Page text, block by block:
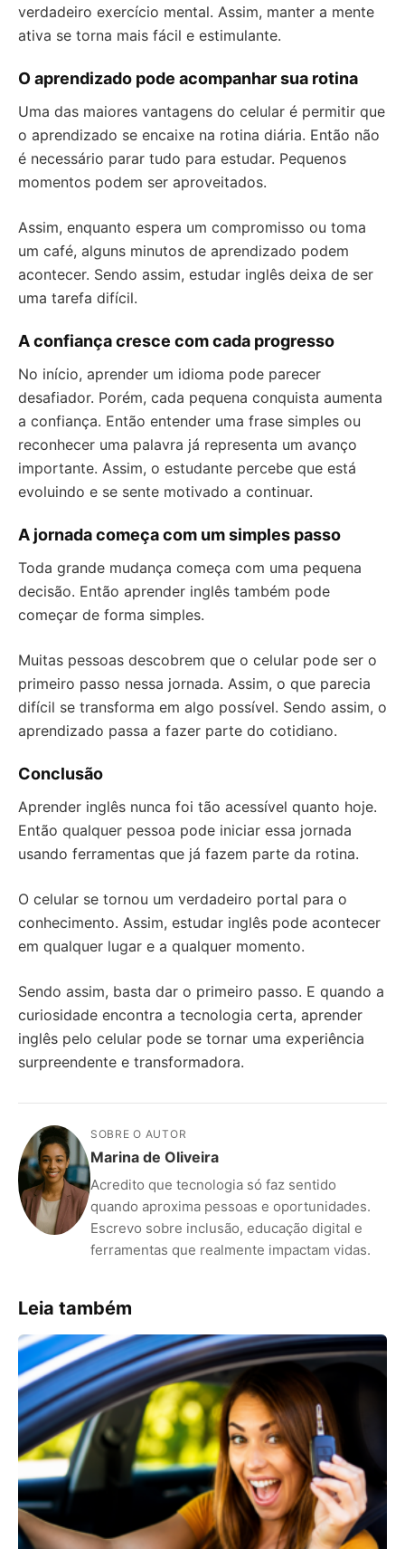
verdadeiro exercício mental. Assim, manter a mente
ativa se torna mais fácil e estimulante.
O aprendizado pode acompanhar sua rotina
Uma das maiores vantagens do celular é permitir que
o aprendizado se encaixe na rotina diária. Então não
é necessário parar tudo para estudar. Pequenos
momentos podem ser aproveitados.
Assim, enquanto espera um compromisso ou toma
um café, alguns minutos de aprendizado podem
acontecer. Sendo assim, estudar inglês deixa de ser
uma tarefa difícil.
A confiança cresce com cada progresso
No início, aprender um idioma pode parecer
desafiador. Porém, cada pequena conquista aumenta
a confiança. Então entender uma frase simples ou
reconhecer uma palavra já representa um avanço
importante. Assim, o estudante percebe que está
evoluindo e se sente motivado a continuar.
A jornada começa com um simples passo
Toda grande mudança começa com uma pequena
decisão. Então aprender inglês também pode
começar de forma simples.
Muitas pessoas descobrem que o celular pode ser o
primeiro passo nessa jornada. Assim, o que parecia
difícil se transforma em algo possível. Sendo assim, o
aprendizado passa a fazer parte do cotidiano.
Conclusão
Aprender inglês nunca foi tão acessível quanto hoje.
Então qualquer pessoa pode iniciar essa jornada
usando ferramentas que já fazem parte da rotina.
O celular se tornou um verdadeiro portal para o
conhecimento. Assim, estudar inglês pode acontecer
em qualquer lugar e a qualquer momento.
Sendo assim, basta dar o primeiro passo. E quando a
curiosidade encontra a tecnologia certa, aprender
inglês pelo celular pode se tornar uma experiência
surpreendente e transformadora.
SOBRE O AUTOR
Marina de Oliveira
Acredito que tecnologia só faz sentido
quando aproxima pessoas e oportunidades.
Escrevo sobre inclusão, educação digital e
ferramentas que realmente impactam vidas.
Leia também